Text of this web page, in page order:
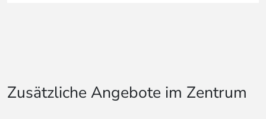
Zusätzliche Angebote im Zentrum